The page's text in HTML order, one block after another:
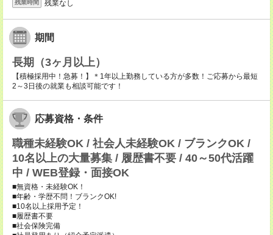
残業時間 残業なし
期間
長期（3ヶ月以上）
【積極採用中！急募！】＊1年以上勤務している方が多数！ご応募から最短
2～3日後の就業も相談可能です！
応募資格・条件
職種未経験OK / 社会人未経験OK / ブランクOK /
10名以上の大量募集 / 履歴書不要 / 40～50代活躍
中 / WEB登録・面接OK
■無資格・未経験OK！
■年齢・学歴不問！ブランクOK!
■10名以上採用予定！
■履歴書不要
■社会保険完備